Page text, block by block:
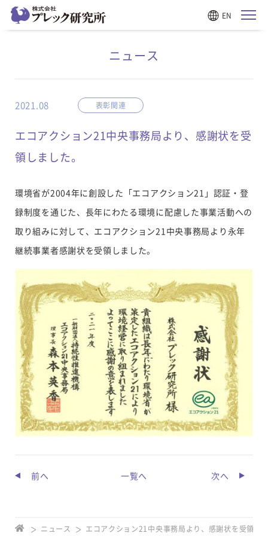
EN
ニュース
2021.08 表彰関連
エコアクション21中央事務局より、感謝状を受
領しました。
環境省が2004年に創設した「エコアクション21」認証・登
録制度を通じた、長年にわたる環境に配慮した事業活動への
取り組みに対して、エコアクション21中央事務局より永年
継続事業者感謝状を受領しました。
前へ 一覧へ 次へ
ニュース エコアクション21中央事務局より、感謝状を受領し